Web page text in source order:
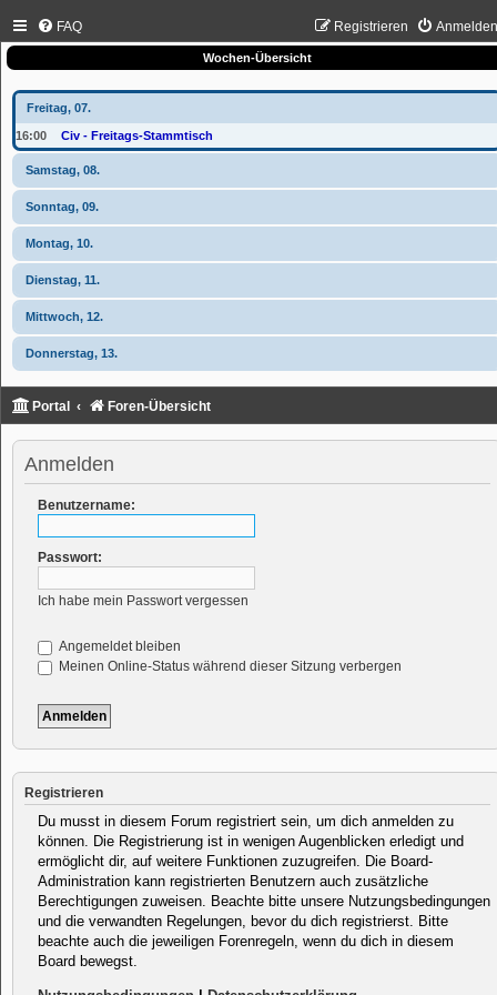
FAQ Registrieren
Wochen-Übersicht
Freitag, 07.
16:00 Civ - Freitags-Stammtisch
Samstag, 08.
Sonntag, 09.
Montag, 10.
Dienstag, 11.
Mittwoch, 12.
Donnerstag, 13.
Portal Foren-Übersicht
Anmelden
Benutzername:
Passwort:
Ich habe mein Passwort vergessen
Angemeldet bleiben
Meinen Online-Status während dieser Sitzung verbergen
Registrieren
Du musst in diesem Forum registriert sein, um dich anmelden zu
können. Die Registrierung ist in wenigen Augenblicken erledigt und
ermöglicht dir, auf weitere Funktionen zuzugreifen. Die Board-
Administration kann registrierten Benutzern auch zusätzliche
Berechtigungen zuweisen. Beachte bitte unsere Nutzungsbedingungen
und die verwandten Regelungen, bevor du dich registrierst. Bitte
beachte auch die jeweiligen Forenregeln, wenn du dich in diesem
Board bewegst.